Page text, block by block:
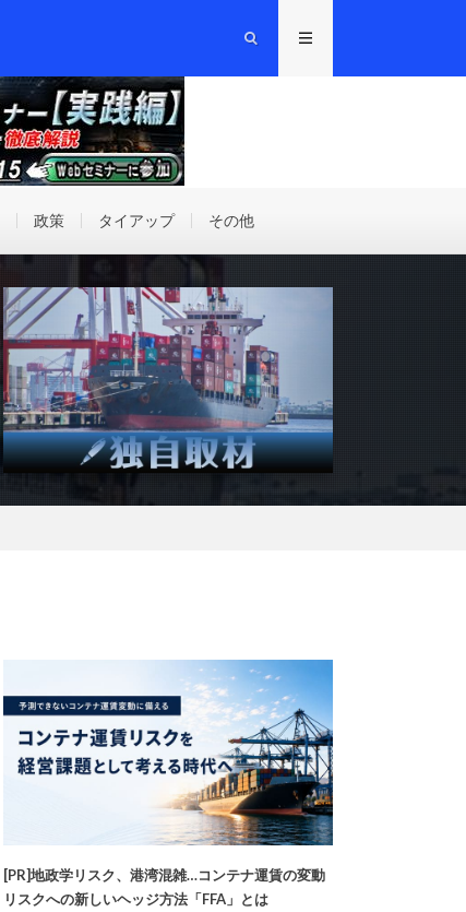
政策 タイアップ その他
[PR]地政学リスク、港湾混雑…コンテナ運賃の変動
リスクへの新しいヘッジ方法「FFA」とは